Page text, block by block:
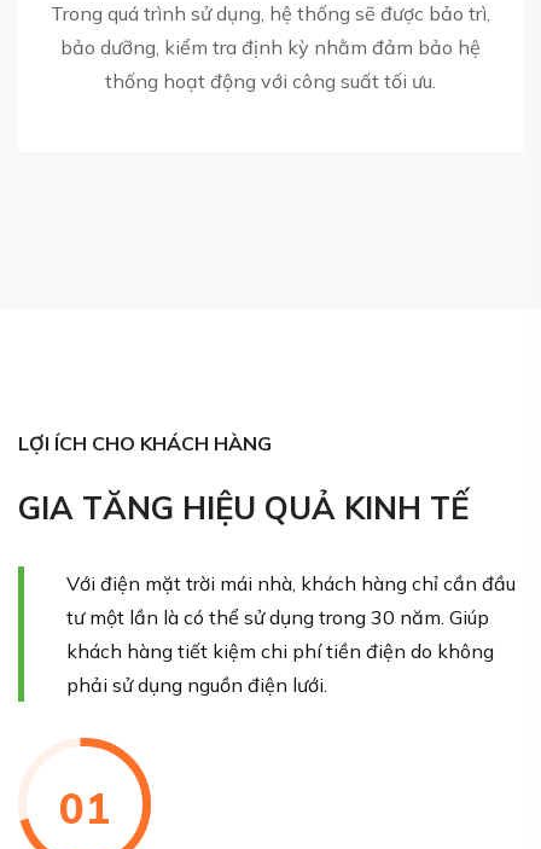
Trong quá trình sử dụng, hệ thống sẽ được bảo trì,
bảo dưỡng, kiểm tra định kỳ nhằm đảm bảo hệ
thống hoạt động với công suất tối ưu.
LỢI ÍCH CHO KHÁCH HÀNG
GIA TĂNG HIỆU QUẢ KINH TẾ
Với điện mặt trời mái nhà, khách hàng chỉ cần đầu
tư một lần là có thể sử dụng trong 30 năm. Giúp
khách hàng tiết kiệm chi phí tiền điện do không
phải sử dụng nguồn điện lưới.
01